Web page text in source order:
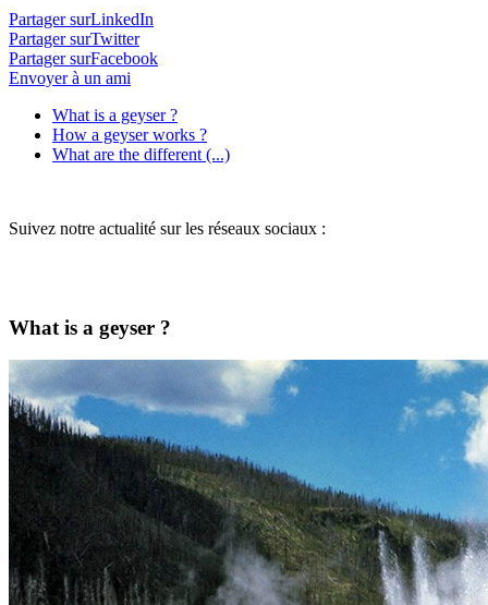
Partager surLinkedIn
Partager surTwitter
Partager surFacebook
Envoyer à un ami
What is a geyser ?
How a geyser works ?
What are the different (...)
Suivez notre actualité sur les réseaux sociaux :
What is a geyser ?